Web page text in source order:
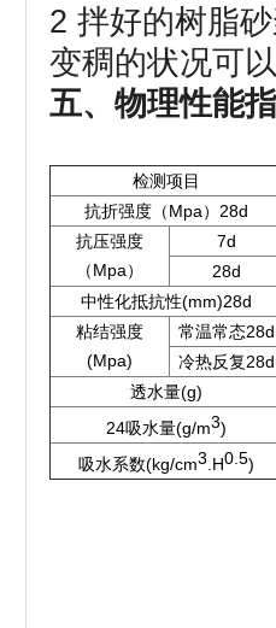
2 拌好的树脂
变稠的状况可
五、物理性能
检测项目
抗折强度（Mpa）28d
抗压强度
（Mpa）
7d
28d
中性化抵抗性(mm)28d
粘结强度
(Mpa)
常温常态28d
冷热反复28d
透水量(g)
24吸水量(g/m3)
吸水系数(kg/cm3 .H0.5)